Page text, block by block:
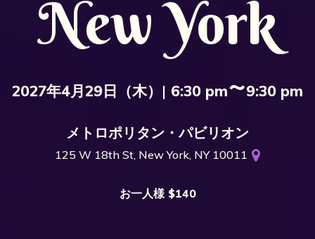
New York
2027年4月29日（木） | 6:30 pm~9:30 pm
メトロポリタン・パビリオン
125 W 18th St, New York, NY 10011
お一人様 $140